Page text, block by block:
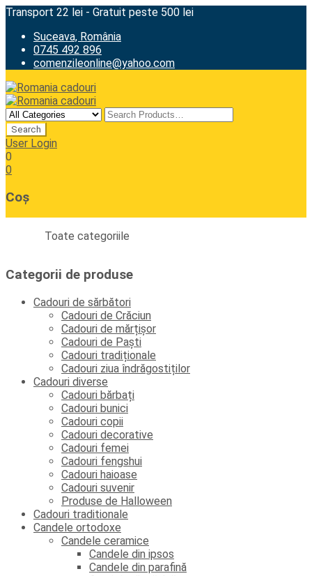
Transport 22 lei - Gratuit peste 500 lei
Suceava, România
0745 492 896
comenzileonline@yahoo.com
User Login
0
0
Coș
Toate categoriile
Categorii de produse
Cadouri de sărbători
Cadouri de Crăciun
Cadouri de mărțișor
Cadouri de Paști
Cadouri tradiționale
Cadouri ziua îndrăgostiților
Cadouri diverse
Cadouri bărbați
Cadouri bunici
Cadouri copii
Cadouri decorative
Cadouri femei
Cadouri fengshui
Cadouri haioase
Cadouri suvenir
Produse de Halloween
Cadouri traditionale
Candele ortodoxe
Candele ceramice
Candele din ipsos
Candele din parafină